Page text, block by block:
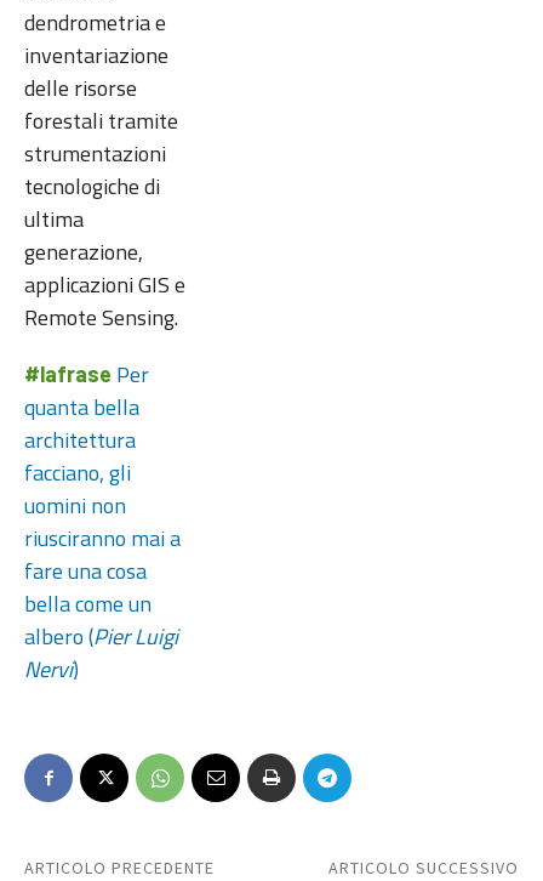
dendrometria e
inventariazione
delle risorse
forestali tramite
strumentazioni
tecnologiche di
ultima
generazione,
applicazioni GIS e
Remote Sensing.
#lafrase Per
quanta bella
architettura
facciano, gli
uomini non
riusciranno mai a
fare una cosa
bella come un
albero (Pier Luigi
Nervi)
ARTICOLO PRECEDENTE ARTICOLO SUCCESSIVO